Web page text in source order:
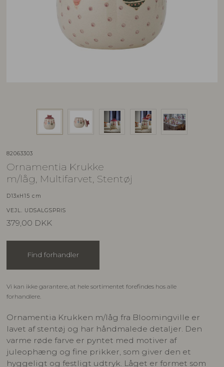
82063303
Ornamentia Krukke
m/låg, Multifarvet, Stentøj
D13xH15 cm
VEJL. UDSALGSPRIS
379,00 DKK
Find forhandler
Vi kan ikke garantere, at hele sortimentet forefindes hos alle
forhandlere.
Ornamentia Krukken m/låg fra Bloomingville er
lavet af stentøj og har håndmalede detaljer. Den
varme røde farve er pyntet med motiver af
juleophæng og fine prikker, som giver den et
hyggeligt og festligt udtryk. Låget er formet som